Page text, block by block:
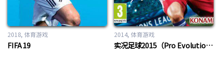
2018 体育游戏
FIFA 19
2014 体育游戏
实况足球2015（Pro Evolution Soccer 2015）